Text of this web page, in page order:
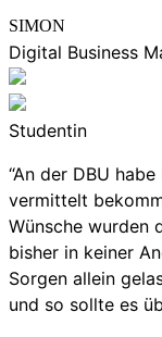
SIMON
Digital Business
Studentin
“An der DBU
vermittelt
Wünsche wurden
bisher in keiner
Sorgen allein
und so sollte es